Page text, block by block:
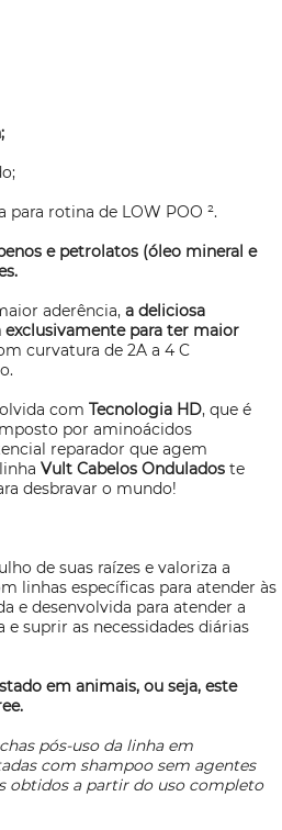
rotina de LOW POO ².
e petrolatos (óleo mineral e
aderência, a deliciosa
para ter maior
curvatura de 2A a 4 C
com Tecnologia HD, que é
por aminoácidos
reparador que agem
Vult Cabelos Ondulados te
desbravar o mundo!
de suas raízes e valoriza a
linhas específicas para atender às
e desenvolvida para atender a
suprir as necessidades diárias
em animais, ou seja, este
pós-uso da linha em
com shampoo sem agentes
obtidos a partir do uso completo